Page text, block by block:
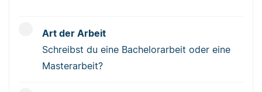
Art der Arbeit
Schreibst du eine Bachelorarbeit oder eine
Masterarbeit?